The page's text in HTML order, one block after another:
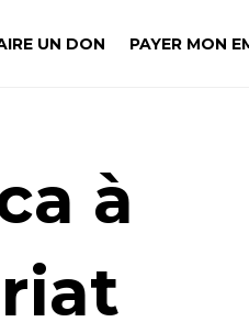
UN DON PAYER MON
à